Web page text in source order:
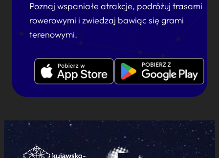
Poznaj wspaniałe atrakcje, podróżuj trasami
rowerowymi i zwiedzaj bawiąc się grami
terenowymi.